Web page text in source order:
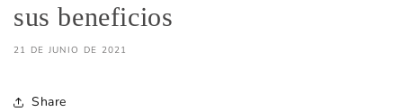
sus beneficios
21 DE JUNIO DE 2021
Share